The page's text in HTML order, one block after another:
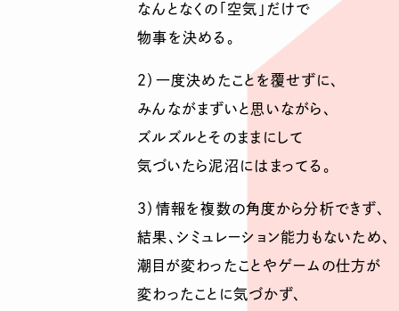
なんとなくの「空気」だけで
物事を決める。
２）一度決めたことを覆せずに、
みんながまずいと思いながら、
ズルズルとそのままにして
気づいたら泥沼にはまってる。
３）情報を複数の角度から分析できず、
結果、シミュレーション能力もないため、
潮目が変わったことやゲームの仕方が
変わったことに気づかず、